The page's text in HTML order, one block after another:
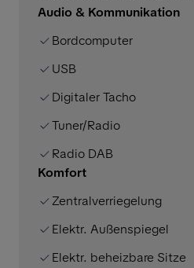
Audio & Kommunikation
Bordcomputer
USB
Digitaler Tacho
Tuner/Radio
Radio DAB
Komfort
Zentralverriegelung
Elektr. Außenspiegel
Elektr. beheizbare Sitze